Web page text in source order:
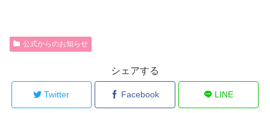
公式からのお知らせ
シェアする
Twitter Facebook LINE